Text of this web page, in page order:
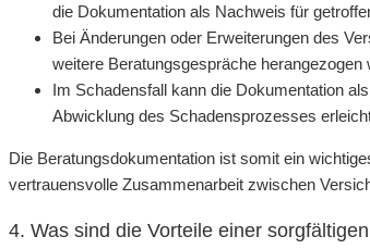
die Dokumentation als Nachweis für
Bei Änderungen oder Erweiterungen des
weitere Beratungsgespräche herangezogen
Im Schadensfall kann die Dokumentation
Abwicklung des Schadensprozesses
Die Beratungsdokumentation ist somit ein
vertrauensvolle Zusammenarbeit zwischen
4. Was sind die Vorteile einer